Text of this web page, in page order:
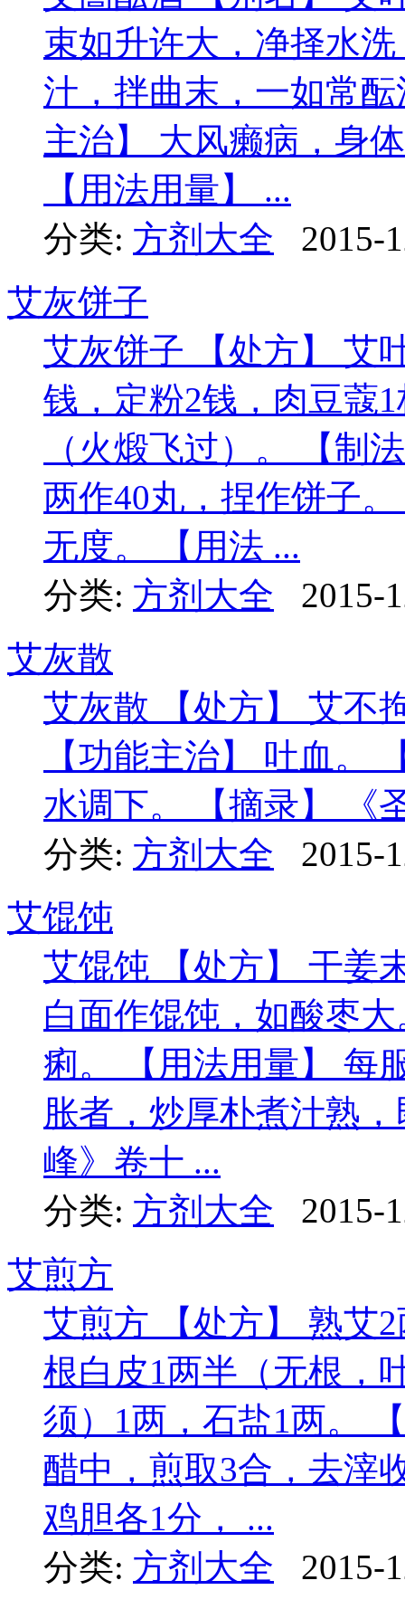
束如升许大，净择水
汁，拌曲末，一如常
主治】 大风癞病，身
【用法用量】 ...
分类: 方剂大全
2015-
艾灰饼子
艾灰饼子 【处方】 艾
钱，定粉2钱，肉豆蔻
（火煅飞过）。 【制
两作40丸，捏作饼子
无度。 【用法 ...
分类: 方剂大全
2015-
艾灰散
艾灰散 【处方】 艾不
【功能主治】 吐血。
水调下。 【摘录】 《
分类: 方剂大全
2015-
艾馄饨
艾馄饨 【处方】 干姜
白面作馄饨，如酸枣
痢。 【用法用量】 每
胀者，炒厚朴煮汁熟
峰》卷十 ...
分类: 方剂大全
2015-
艾煎方
艾煎方 【处方】 熟艾
根白皮1两半（无根，
须）1两，石盐1两。
醋中，煎取3合，去滓
鸡胆各1分， ...
分类: 方剂大全
2015-